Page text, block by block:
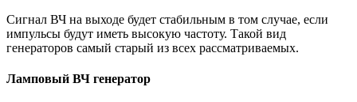
Сигнал ВЧ на выходе будет стабильным в том случае, если
импульсы будут иметь высокую частоту. Такой вид
генераторов самый старый из всех рассматриваемых.
Ламповый ВЧ генератор